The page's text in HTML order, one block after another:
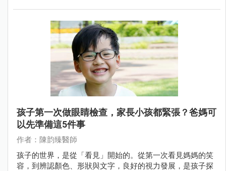
孩子第一次做眼睛檢查，家長小孩都緊張？爸媽可
以先準備這5件事
作者：陳韵臻醫師
孩子的世界，是從「看見」開始的。從第一次看見媽媽的笑
容，到辨認顏色、形狀與文字，良好的視力發展，是孩子探